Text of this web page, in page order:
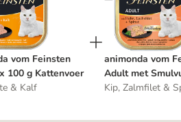
vom Feinsten
100 g Kattenvoer
& Kalf
animonda vom
Adult met
100 g Kattenvoer
Kip, Zalmfilet &